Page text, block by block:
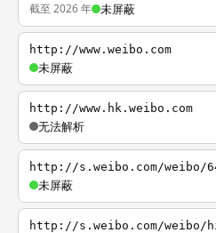
截至 2026 年 未屏蔽
http://www.weibo.com
未屏蔽
http://www.hk.weibo.com
无法解析
http://s.weibo.com/weibo/
未屏蔽
http://s.weibo.com/weibo/